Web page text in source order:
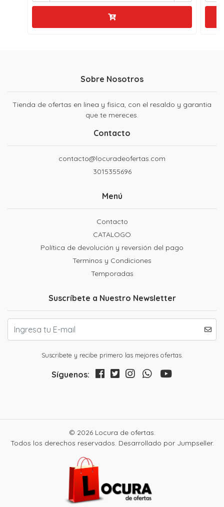
Sobre Nosotros
Tienda de ofertas en linea y fisica, con el resaldo y garantia
que te mereces.
Contacto
contacto@locuradeofertas.com
3015355696
Menú
Contacto
CATALOGO
Política de devolución y reversión del pago
Terminos y Condiciones
Temporadas
Suscríbete a Nuestro Newsletter
Suscribete y recibe primero las mejores ofertas.
Síguenos:
© 2026 Locura de ofertas.
Todos los derechos reservados. Desarrollado por Jumpseller.